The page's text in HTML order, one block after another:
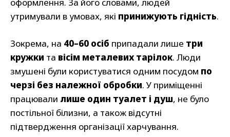
оформлення. За його словами, людей
утримували в умовах, які принижують гідність.
Зокрема, на 40–60 осіб припадали лише три
кружки та вісім металевих тарілок. Люди
змушені були користуватися одним посудом по
черзі без належної обробки. У приміщенні
працювали лише один туалет і душ, не було
постільної білизни, а також відсутні
підтвердження організації харчування.